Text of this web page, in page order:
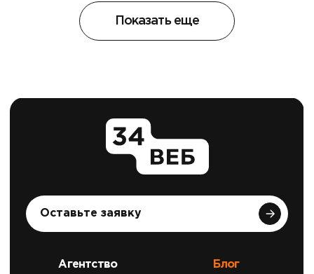
Показать еще
Оставьте заявку
Агентство Блог